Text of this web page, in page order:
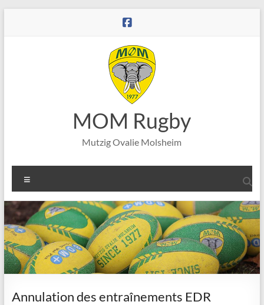
MOM Rugby
Mutzig Ovalie Molsheim
Annulation des entraînements EDR